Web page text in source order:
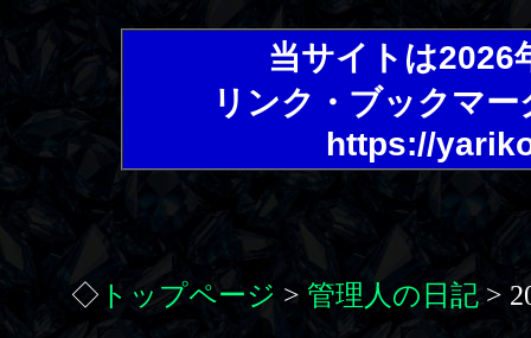
当サイトは2026
リンク・ブックマ
https://
◇ トップページ > 管理人の日記 >